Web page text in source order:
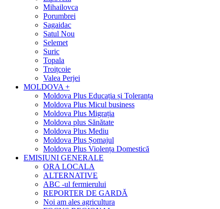
Mihailovca
Porumbrei
Sagaidac
Satul Nou
Selemet
Suric
Topala
Troițcoie
Valea Perjei
MOLDOVA +
Moldova Plus Educația și Toleranța
Moldova Plus Micul business
Moldova Plus Migrația
Moldova plus Sănătate
Moldova Plus Mediu
Moldova Plus Șomajul
Moldova Plus Violența Domestică
EMISIUNI GENERALE
ORA LOCALA
ALTERNATIVE
ABC -ul fermierului
REPORTER DE GARDĂ
Noi am ales agricultura